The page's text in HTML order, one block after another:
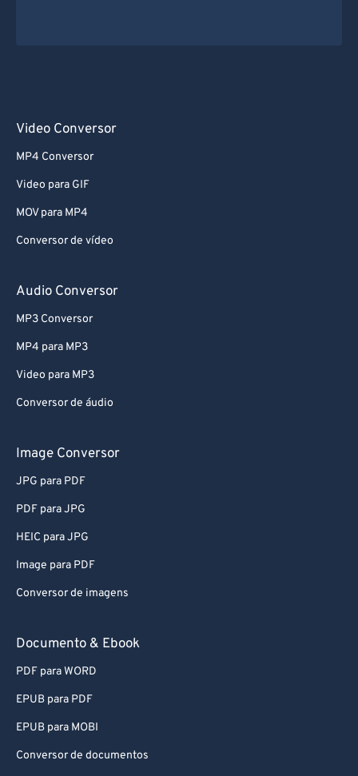
Video Conversor
MP4 Conversor
Video para GIF
MOV para MP4
Conversor de vídeo
Audio Conversor
MP3 Conversor
MP4 para MP3
Video para MP3
Conversor de áudio
Image Conversor
JPG para PDF
PDF para JPG
HEIC para JPG
Image para PDF
Conversor de imagens
Documento & Ebook
PDF para WORD
EPUB para PDF
EPUB para MOBI
Conversor de documentos